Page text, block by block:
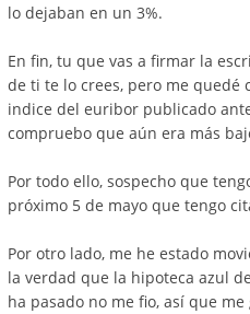
lo dejaban en un 3%.
En fin, tu que vas a firmar la
de ti te lo crees, pero me quedé
indice del euribor publicado
compruebo que aún era más
Por todo ello, sospecho que
próximo 5 de mayo que tengo
Por otro lado, me he estado
la verdad que la hipoteca azul
ha pasado no me fio, así que